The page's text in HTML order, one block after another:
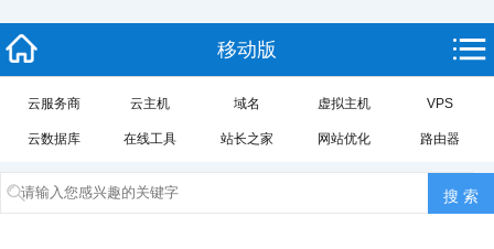
移动版
云服务商 云主机 域名 虚拟主机 VPS
云数据库 在线工具 站长之家 网站优化 路由器